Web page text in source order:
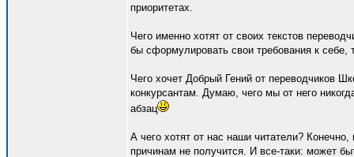
приоритетах.
Чего именно хотят от своих текстов
бы сформулировать свои требования к себе,
Чего хочет Добрый Гений от переводчиков
конкурсантам. Думаю, чего мы от него
абзац
А чего хотят от нас наши читатели?
причинам не получится. И все-таки: может